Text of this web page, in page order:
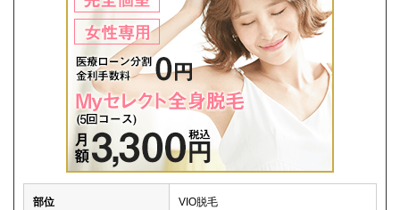
部位 VIO脱毛